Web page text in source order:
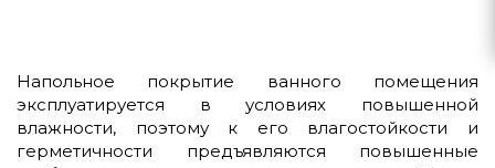
Напольное покрытие ванного помещения
эксплуатируется в условиях повышенной
влажности, поэтому к его влагостойкости и
герметичности предъявляются повышенные